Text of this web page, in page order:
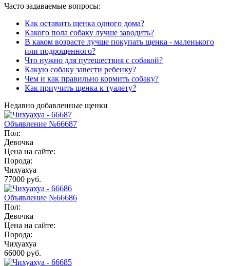
Часто задаваемые вопросы:
Как оставить щенка одного дома?
Какого пола собаку лучше заводить?
В каком возрасте лучше покупать щенка - маленького
или подрощенного?
Что нужно для путешествия с собакой?
Какую собаку завести ребенку?
Чем и как правильно кормить собаку?
Как приучить щенка к туалету?
Недавно добавленные щенки
Объявление №66687
Пол:
Девочка
Цена на сайте:
Порода:
Чихуахуа
77000 руб.
Объявление №66686
Пол:
Девочка
Цена на сайте:
Порода:
Чихуахуа
66000 руб.